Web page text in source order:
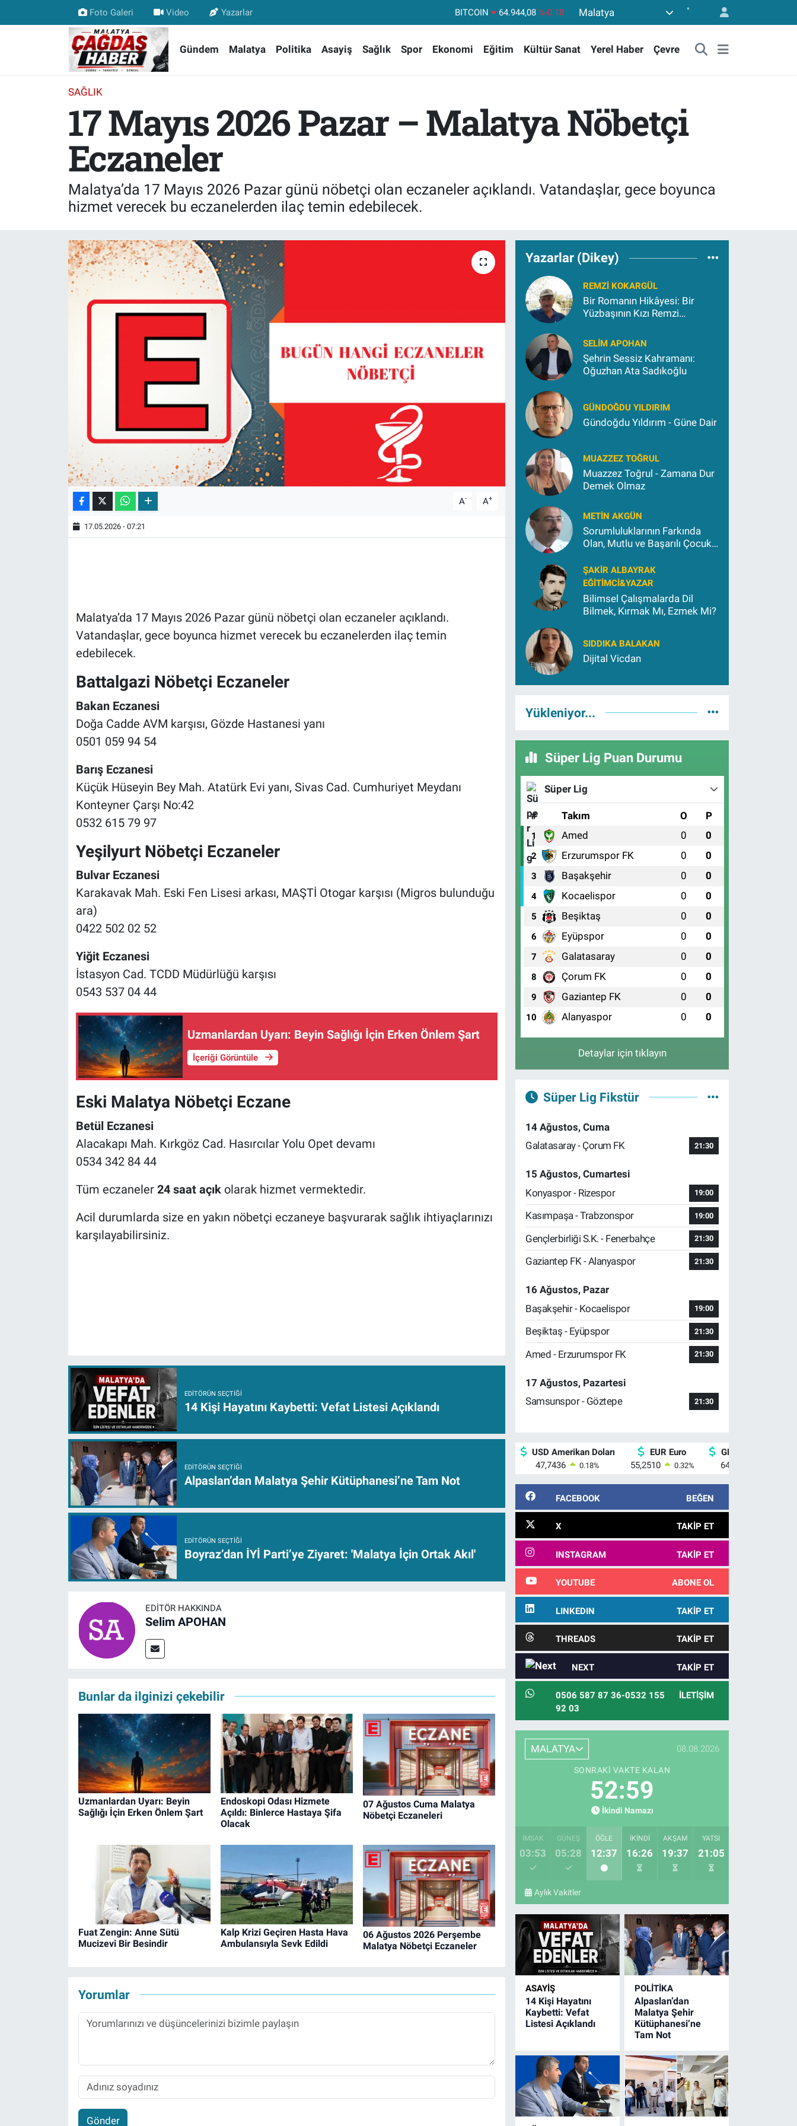
Foto Galeri Video Yazarlar DOLAR 47,7436 %0.18
STERLİN
64,4811 %0.38
BITCOIN
64.944,08 %-0.18
Malatya °
Gündem Malatya Politika Asayiş Sağlık Spor Ekonomi Eğitim Kültür Sanat Yerel Haber Çevre
SAĞLIK
17 Mayıs 2026 Pazar – Malatya Nöbetçi
Eczaneler
Malatya’da 17 Mayıs 2026 Pazar günü nöbetçi olan eczaneler açıklandı. Vatandaşlar, gece boyunca
hizmet verecek bu eczanelerden ilaç temin edebilecek.
A- A+
17.05.2026 - 07:21
Malatya’da 17 Mayıs 2026 Pazar günü nöbetçi olan eczaneler açıklandı.
Vatandaşlar, gece boyunca hizmet verecek bu eczanelerden ilaç temin
edebilecek.
Battalgazi Nöbetçi Eczaneler
Bakan Eczanesi
Doğa Cadde AVM karşısı, Gözde Hastanesi yanı
0501 059 94 54
Barış Eczanesi
Küçük Hüseyin Bey Mah. Atatürk Evi yanı, Sivas Cad. Cumhuriyet Meydanı
Konteyner Çarşı No:42
0532 615 79 97
Yeşilyurt Nöbetçi Eczaneler
Bulvar Eczanesi
Karakavak Mah. Eski Fen Lisesi arkası, MAŞTİ Otogar karşısı (Migros bulunduğu
ara)
0422 502 02 52
Yiğit Eczanesi
İstasyon Cad. TCDD Müdürlüğü karşısı
0543 537 04 44
Uzmanlardan Uyarı: Beyin Sağlığı İçin Erken Önlem Şart
İçeriği Görüntüle
Eski Malatya Nöbetçi Eczane
Betül Eczanesi
Alacakapı Mah. Kırkgöz Cad. Hasırcılar Yolu Opet devamı
0534 342 84 44
Tüm eczaneler 24 saat açıkolarak hizmet vermektedir.
Acil durumlarda size en yakın nöbetçi eczaneye başvurarak sağlık ihtiyaçlarınızı
karşılayabilirsiniz.
EDITÖRÜN SEÇTIĞI
14 Kişi Hayatını Kaybetti: Vefat Listesi Açıklandı
EDITÖRÜN SEÇTIĞI
Alpaslan’dan Malatya Şehir Kütüphanesi’ne Tam Not
EDITÖRÜN SEÇTIĞI
Boyraz’dan İYİ Parti’ye Ziyaret: 'Malatya İçin Ortak Akıl'
EDITÖR HAKKINDA
Selim APOHAN
Bunlar da ilginizi çekebilir
Uzmanlardan Uyarı: Beyin
Sağlığı İçin Erken Önlem Şart
Endoskopi Odası Hizmete
Açıldı: Binlerce Hastaya Şifa
Olacak
07 Ağustos Cuma Malatya
Nöbetçi Eczaneleri
Fuat Zengin: Anne Sütü
Mucizevi Bir Besindir
Kalp Krizi Geçiren Hasta Hava
Ambulansıyla Sevk Edildi
06 Ağustos 2026 Perşembe
Malatya Nöbetçi Eczaneler
Yorumlar
Gönder
Yazarlar (Dikey)
REMZI KOKARGÜL
Bir Romanın Hikâyesi: Bir
Yüzbaşının Kızı Remzi
SELIM APOHAN
Şehrin Sessiz Kahramanı:
Oğuzhan Ata Sadıkoğlu
GÜNDOĞDU YILDIRIM
Gündoğdu Yıldırım - Güne Dair
MUAZZEZ TOĞRUL
Muazzez Toğrul - Zamana Dur
Demek Olmaz
METIN AKGÜN
Sorumluluklarının Farkında
Olan, Mutlu ve Başarılı Çocuk
ŞAKIR ALBAYRAK
EĞITIMCI&YAZAR
Bilimsel Çalışmalarda Dil
Bilmek, Kırmak Mı, Ezmek Mi?
SIDDIKA BALAKAN
Dijital Vicdan
Yükleniyor...
Süper Lig Puan Durumu
Süper Lig
# Takım O P
1 Amed 0 0
2 Erzurumspor FK 0 0
3 Başakşehir 0 0
4 Kocaelispor 0 0
5 Beşiktaş 0 0
6 Eyüpspor 0 0
7 Galatasaray 0 0
8 Çorum FK 0 0
9 Gaziantep FK 0 0
10 Alanyaspor 0 0
Detaylar için tıklayın
Süper Lig Fikstür
14 Ağustos, Cuma
Galatasaray - Çorum FK
21:30
15 Ağustos, Cumartesi
Konyaspor - Rizespor
19:00
Kasımpaşa - Trabzonspor 19:00
Gençlerbirliği S.K. - Fenerbahçe 21:30
Gaziantep FK - Alanyaspor 21:30
16 Ağustos, Pazar
Başakşehir - Kocaelispor
19:00
Beşiktaş - Eyüpspor 21:30
Amed - Erzurumspor FK 21:30
17 Ağustos, Pazartesi
Samsunspor - Göztepe
21:30
USD Amerikan Doları
47,7436
0.18%
EUR Euro
55,2510
0.32%
GBP İngiliz Sterlini
64,4811
FACEBOOK BEĞEN
X TAKIP ET
INSTAGRAM TAKIP ET
YOUTUBE ABONE OL
LINKEDIN TAKIP ET
THREADS TAKIP ET
NEXT TAKIP ET
0506 587 87 36-0532 155
92 03
İLETIŞIM
MALATYA 08.08.2026
SONRAKI VAKTE KALAN
52:58
İkindi Namazı
İMSAK
03:53
GÜNEŞ
05:28
ÖĞLE
12:37
İKINDI
16:26
AKŞAM
19:37
YATSI
21:05
Aylık Vakitler
ASAYIŞ
14 Kişi Hayatını
Kaybetti: Vefat
Listesi Açıklandı
POLITIKA
Alpaslan’dan
Malatya Şehir
Kütüphanesi’ne
Tam Not
Nöbetçi Eczaneler
Hava Durumu
Trafik Durumu
Süper Lig Puan Durumu ve Fikstür
Tüm Manşetler
Haber Arşivi